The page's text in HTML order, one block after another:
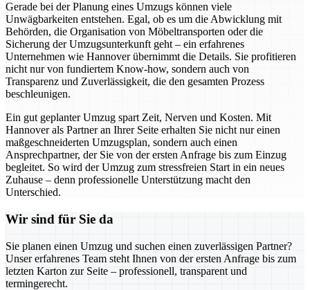
Gerade bei der Planung eines Umzugs können viele
Unwägbarkeiten entstehen. Egal, ob es um die Abwicklung mit
Behörden, die Organisation von Möbeltransporten oder die
Sicherung der Umzugsunterkunft geht – ein erfahrenes
Unternehmen wie Hannover übernimmt die Details. Sie profitieren
nicht nur von fundiertem Know-how, sondern auch von
Transparenz und Zuverlässigkeit, die den gesamten Prozess
beschleunigen.
Ein gut geplanter Umzug spart Zeit, Nerven und Kosten. Mit
Hannover als Partner an Ihrer Seite erhalten Sie nicht nur einen
maßgeschneiderten Umzugsplan, sondern auch einen
Ansprechpartner, der Sie von der ersten Anfrage bis zum Einzug
begleitet. So wird der Umzug zum stressfreien Start in ein neues
Zuhause – denn professionelle Unterstützung macht den
Unterschied.
Wir sind für Sie da
Sie planen einen Umzug und suchen einen zuverlässigen Partner?
Unser erfahrenes Team steht Ihnen von der ersten Anfrage bis zum
letzten Karton zur Seite – professionell, transparent und
termingerecht.